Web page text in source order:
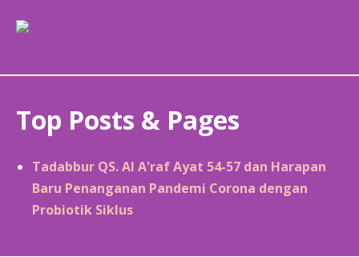
Top Posts & Pages
Tadabbur QS. Al A'raf Ayat 54-57 dan Harapan
Baru Penanganan Pandemi Corona dengan
Probiotik Siklus